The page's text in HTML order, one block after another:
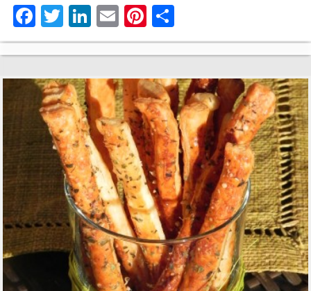
Fa
ce
bo
ok
T
wi
tte
r
Li
nk
ed
In
E
m
ail
Pi
nt
er
es
t
o
m
pa
rti
r